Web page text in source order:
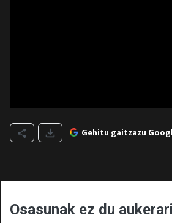
Gehitu gaitzazu
Osasunak ez du